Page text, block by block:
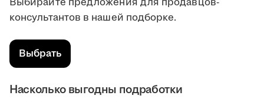
консультантов в нашей подборке.
Выбрать
Насколько выгодны подработки